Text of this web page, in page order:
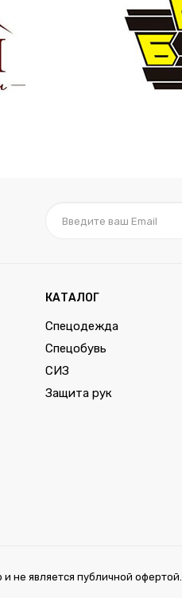
КАТАЛОГ
Спецодежда
Спецобувь
СИЗ
Защита рук
не является публичной офертой.